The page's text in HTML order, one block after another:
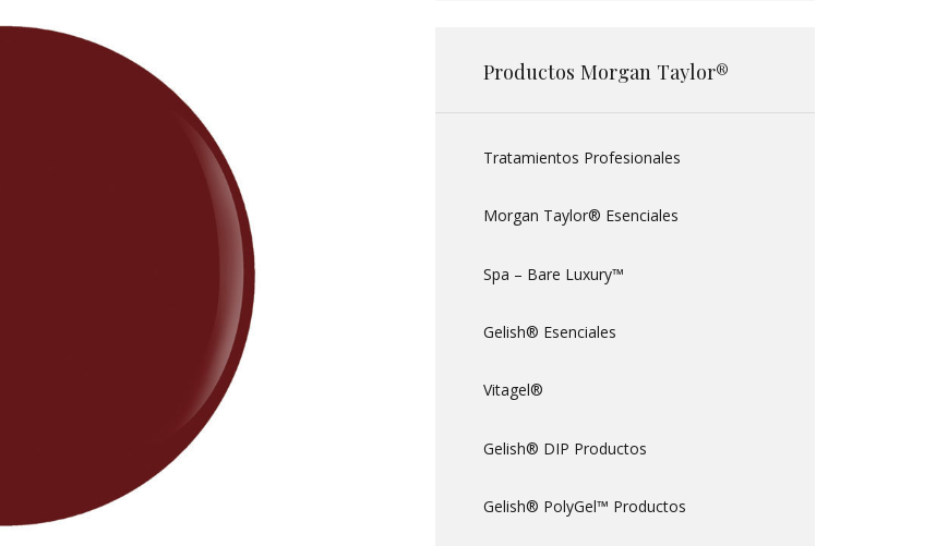
Productos Morgan Taylor®
Tratamientos Profesionales
Morgan Taylor® Esenciales
Spa – Bare Luxury™
Gelish® Esenciales
Vitagel®
Gelish® DIP Productos
Gelish® PolyGel™ Productos